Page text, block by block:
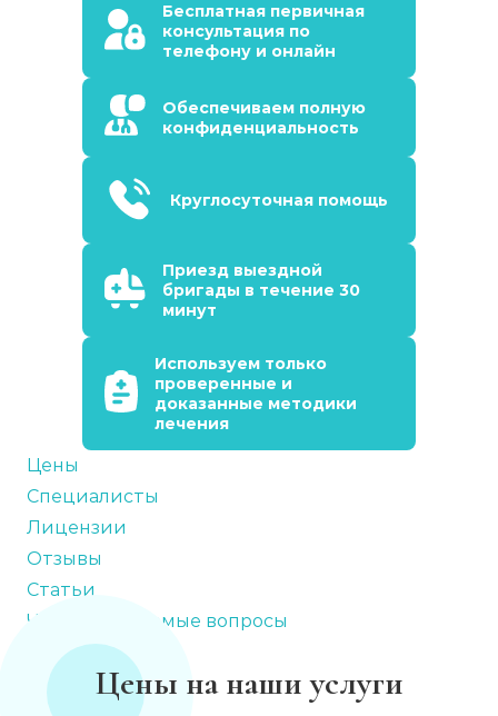
Бесплатная первичная
консультация по
телефону и онлайн
Обеспечиваем полную
конфиденциальность
Круглосуточная помощь
Приезд выездной
бригады в течение 30
минут
Используем только
проверенные и
доказанные методики
лечения
Цены
Специалисты
Лицензии
Отзывы
Статьи
Часто задаваемые вопросы
Цены на наши услуги